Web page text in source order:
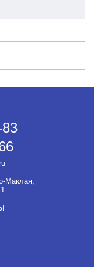
Маклая,